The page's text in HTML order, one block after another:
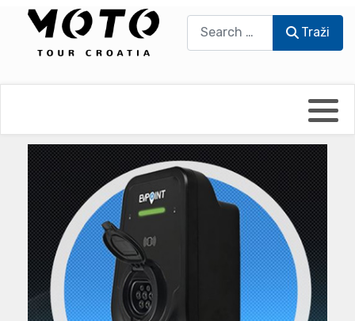
Traži
UmPaDrum
Moto servisi
Impressum
Damir Žerić - ELPASSO
Dario Dinter - Moto TOZ
Igor Kreč - UmPaDrum
Igor Kukec Brmbi
Moto putopisi